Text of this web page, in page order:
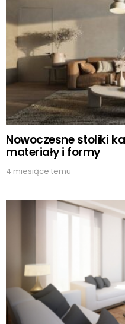
Nowoczesne stoliki
materiały i formy
4 miesiące temu